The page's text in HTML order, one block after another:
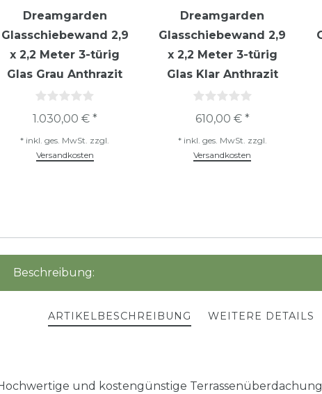
Dreamgarden
Glasschiebewand 2,9
x 2,2 Meter 3-türig
Glas Grau Anthrazit
1.030,00 € *
* inkl. ges. MwSt. zzgl.
Versandkosten
Dreamgarden
Glasschiebewand 2,9
x 2,2 Meter 3-türig
Glas Klar Anthrazit
610,00 € *
* inkl. ges. MwSt. zzgl.
Versandkosten
Beschreibung:
ARTIKELBESCHREIBUNG WEITERE DETAILS
und kostengünstige